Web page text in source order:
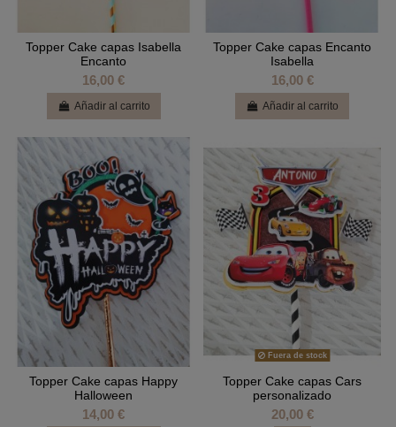
Topper Cake capas Isabella
Encanto
16,00 €
Añadir al carrito
Topper Cake capas Encanto
Isabella
16,00 €
Añadir al carrito
Topper Cake capas Happy
Halloween
14,00 €
Fuera de stock
Topper Cake capas Cars
personalizado
20,00 €